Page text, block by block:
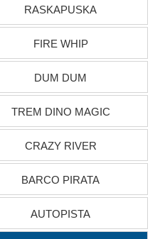
RASKAPUSKA
FIRE WHIP
DUM DUM
TREM DINO MAGIC
CRAZY RIVER
BARCO PIRATA
AUTOPISTA